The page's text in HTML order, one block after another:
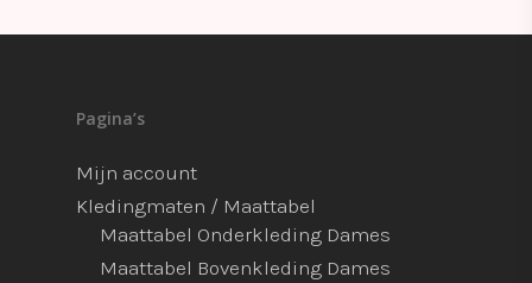
Pagina’s
Mijn account
Kledingmaten / Maattabel
Maattabel Onderkleding Dames
Maattabel Bovenkleding Dames